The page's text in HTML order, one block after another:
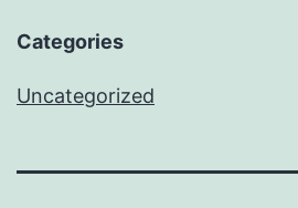
Categories
Uncategorized